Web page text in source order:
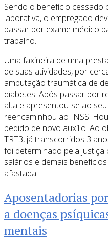
Sendo o benefício cessado
laborativa, o empregado
passar por exame médico
trabalho.
Uma faxineira de uma
de suas atividades, por
amputação traumática de
diabetes. Após passar por
alta e apresentou-se ao
reencaminhou ao INSS.
pedido de novo auxílio. Ao
TRT3, já transcorridos 3
foi determinado pela
salários e demais
afastada.
Aposentadorias
a doenças
mentais